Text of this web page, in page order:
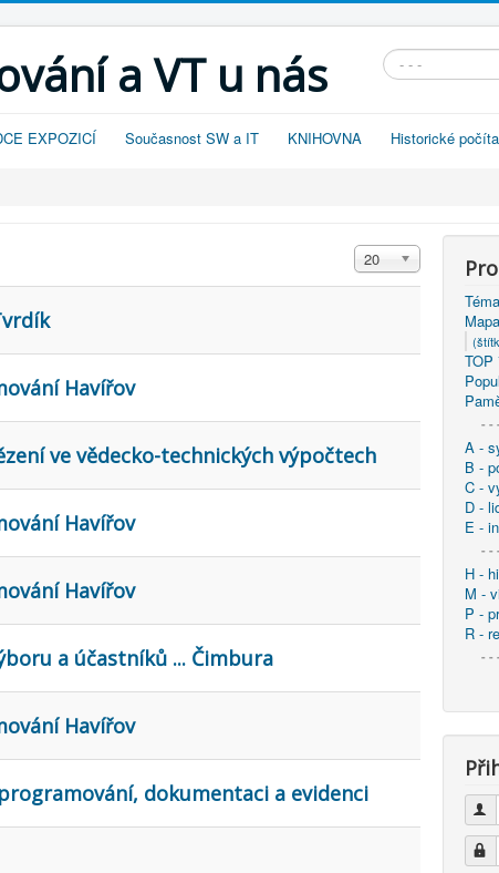
a VT u nás Vyhledávání...
EXPOZICÍ Současnost SW a IT KNIHOVNA Historické
Zobrazit
20
Havířov
ve vědecko-technických výpočtech
Havířov
Havířov
a účastníků ... Čimbura
Havířov
dokumentaci a evidenci
TOP
- -
A -
B -
C -
D -
E -
- -
H -
M -
P -
R -
- -